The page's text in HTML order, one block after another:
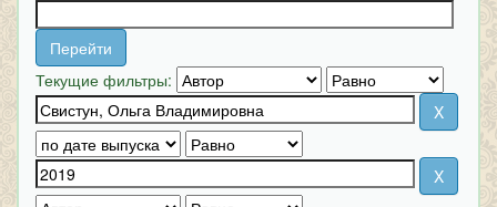
Текущие фильтры: